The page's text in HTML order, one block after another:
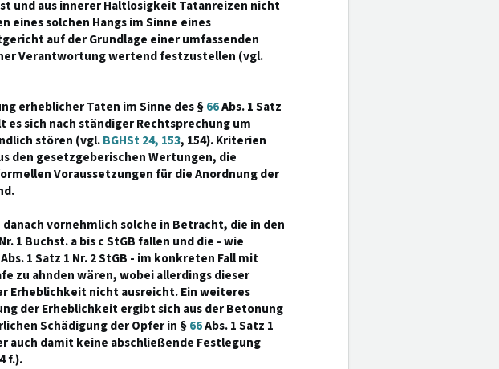
und aus innerer Haltlosigkeit Tatanreizen nicht
eines solchen Hangs im Sinne eines
auf der Grundlage einer umfassenden
Verantwortung wertend festzustellen (vgl.
erheblicher Taten im Sinne des §66Abs. 1 Satz
es sich nach ständiger Rechtsprechung um
stören (vgl.BGHSt 24, 153, 154). Kriterien
den gesetzgeberischen Wertungen, die
Voraussetzungen für die Anordnung der
vornehmlich solche in Betracht, die in den
1 Buchst. a bis c StGB fallen und die - wie
1 Satz 1 Nr. 2 StGB - im konkreten Fall mit
zu ahnden wären, wobei allerdings dieser
Erheblichkeit nicht ausreicht. Ein weiteres
der Erheblichkeit ergibt sich aus der Betonung
Schädigung der Opfer in §66Abs. 1 Satz 1
auch damit keine abschließende Festlegung
f.).